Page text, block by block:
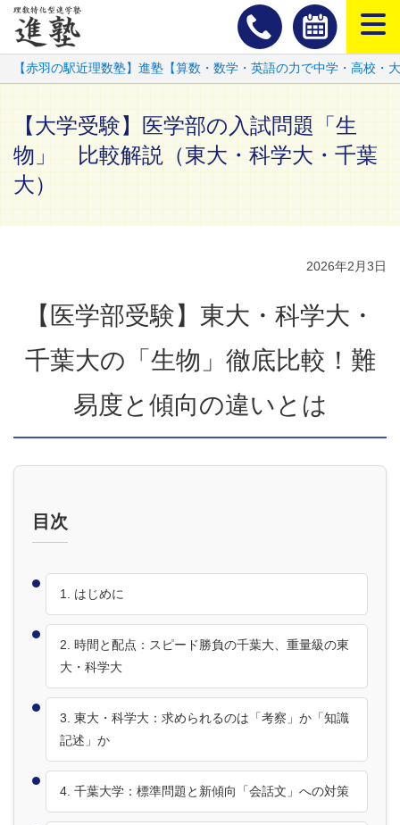
スマート
【赤羽の駅近理数塾】進塾【算数・数学・英語の力で中学・高校・
【大学受験】医学部の入試問題「生
物」 比較解説（東大・科学大・千葉
大）
2026年2月3日
【医学部受験】東大・科学大・
千葉大の「生物」徹底比較！難
易度と傾向の違いとは
目次
1. はじめに
2. 時間と配点：スピード勝負の千葉大、重量級の東
大・科学大
3. 東大・科学大：求められるのは「考察」か「知識
記述」か
4. 千葉大学：標準問題と新傾向「会話文」への対策